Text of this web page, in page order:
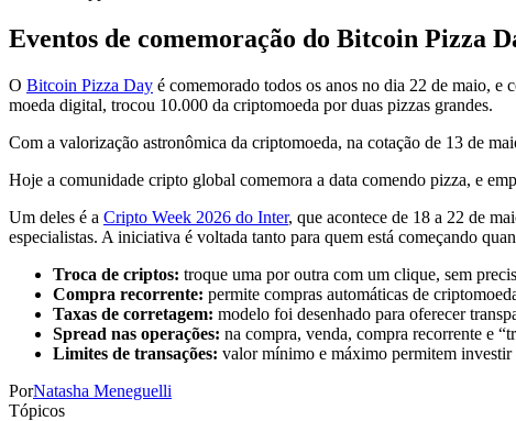
Eventos de comemoração do Bitcoin Pizza
O Bitcoin Pizza Day é comemorado todos os anos no dia 22 de maio, e
moeda digital, trocou 10.000 da criptomoeda por duas pizzas grandes.
Com a valorização astronômica da criptomoeda, na cotação de 13 de
Hoje a comunidade cripto global comemora a data comendo pizza, e
Um deles é a Cripto Week 2026 do Inter, que acontece de 18 a 22 de
especialistas. A iniciativa é voltada tanto para quem está começando
Troca de criptos: troque uma por outra com um clique, sem
Compra recorrente: permite compras automáticas de
Taxas de corretagem: modelo foi desenhado para oferecer
Spread nas operações: na compra, venda, compra recorrente e
Limites de transações: valor mínimo e máximo permitem investir
PorNatasha Meneguelli
Tópicos